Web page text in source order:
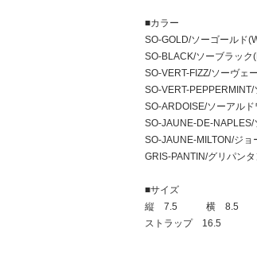
■カラー
SO-GOLD/ソーゴールド
SO-BLACK/ソーブラック
SO-VERT-FIZZ/ソーヴェ
SO-VERT-
SO-ARDOISE/ソーアル
SO-JAUNE-DE-
SO-JAUNE-MILTON/ジ
GRIS-PANTIN/グリパン
■サイズ
縦 7.5 横 8.5
ストラップ